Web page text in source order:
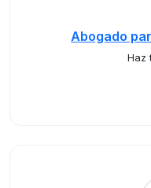
Abogado
Haz